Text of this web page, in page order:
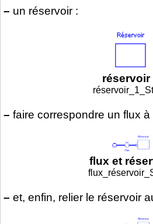
– un réservoir :
réservoir
– faire correspondre un flux à
flux et
– et, enfin, relier le réservoir